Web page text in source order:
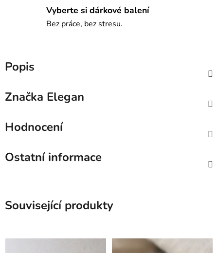
Vyberte si dárkové balení
Bez práce, bez stresu.
Popis
Značka Elegan
Hodnocení
Ostatní informace
Související produkty